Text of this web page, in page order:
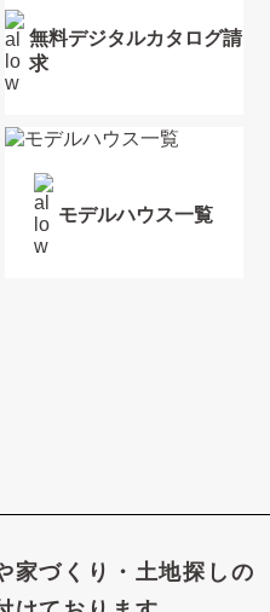
無料デジタルカタログ請
求
モデルハウス一覧
家づくり・土地探しの